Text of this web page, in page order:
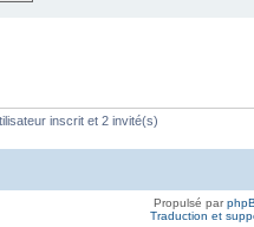
inscrit et 2 invité(s)
Propulsé par
Traduction et